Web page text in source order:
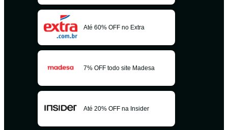
Até 60% OFF no Extra
7% OFF todo site Madesa
Até 20% OFF na Insider